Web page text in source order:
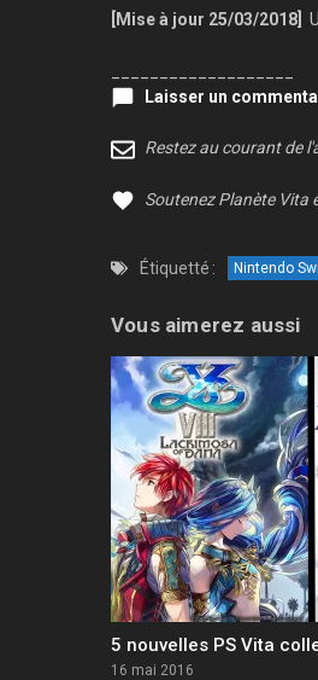
[Mise à jour 25/03/2018]
Laisser un
Restez au courant de
Soutenez Planète Vita
Étiquetté : Nintendo
Vous aimerez aussi
5 nouvelles PS Vita
16 mai 2016